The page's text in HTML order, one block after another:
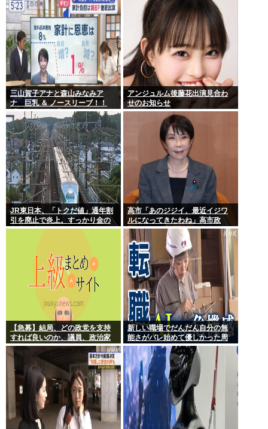
苦しく 株価に影響大
三山賀子アナと森山みなみア
ナ 巨乳 ＆ ノースリーブ！！
【GIF動画あり】
アンジュルム後藤花出演見合わ
せのお知らせ
JR東日本、「トクだ値」通年割
引を廃止で炎上。すっかり金の
亡者と成り下がったな
高市「あのジジイ、最近イジワ
ルになってきたわね」高市政
権、ついに麻生切り！嫌儲はど
っちにつくの
【急募】結局、どの政党を支持
すれば良いのか、議員、政治家
は全員悪か
新しい職場でだんだん自分の無
能さがバレ始めて優しかった周
りの人たちが徐々に冷たくなっ
ていく時ってゾクゾクするよな